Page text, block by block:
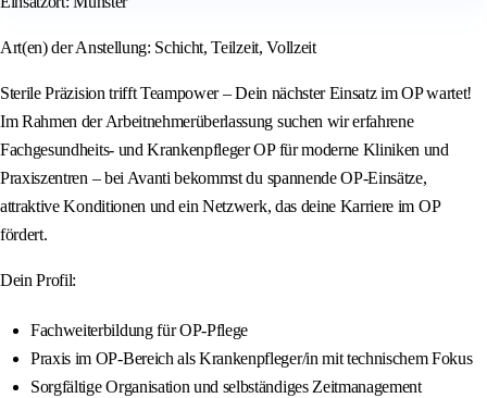
Art(en) der Anstellung: Schicht, Teilzeit, Vollzeit
Sterile Präzision trifft Teampower – Dein nächster Einsatz im OP wartet!
Im Rahmen der Arbeitnehmerüberlassung suchen wir erfahrene
Fachgesundheits- und Krankenpfleger OP für moderne Kliniken und
Praxiszentren – bei Avanti bekommst du spannende OP-Einsätze,
attraktive Konditionen und ein Netzwerk, das deine Karriere im OP
fördert.
Dein Profil:
Fachweiterbildung für OP-Pflege
Praxis im OP-Bereich als Krankenpfleger/in mit technischem Fokus
Sorgfältige Organisation und selbständiges Zeitmanagement